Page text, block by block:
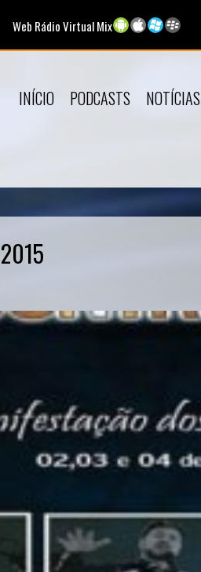
Web Rádio Virtual Mix
INÍCIO PODCASTS NOTÍCIAS